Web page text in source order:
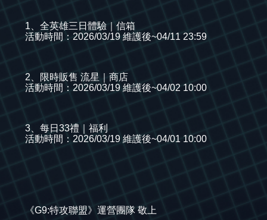
1、全英雄三日體驗｜信箱
活動時間：2026/03/19 維護後~04/11 23:59
2、限時販售 流星｜商店
活動時間：2026/03/19 維護後~04/02 10:00
3、每日33禮｜福利
活動時間：2026/03/19 維護後~04/01 10:00
《G9:特攻聯盟》運營團隊 敬上